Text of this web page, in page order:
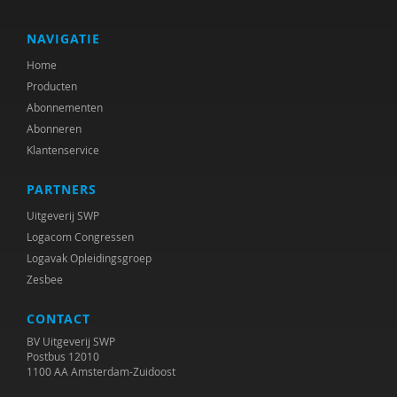
Drs. Anneke Meester-Van Laar
Martijn Arns
Ildeniz Arslan
Silke van Arum
Michiel Asselman
Ria van Asselt
Mark Assink
Krishna Autar
Diverse auteurs
NAVIGATIE
Home
Producten
Abonnementen
Abonneren
Klantenservice
PARTNERS
Uitgeverij SWP
Logacom Congressen
Logavak Opleidingsgroep
Zesbee
CONTACT
BV Uitgeverij SWP
Postbus 12010
1100 AA Amsterdam-Zuidoost